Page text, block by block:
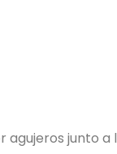
junto a